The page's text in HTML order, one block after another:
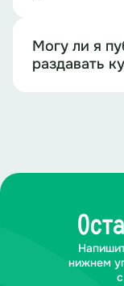
Могу ли я
раздавать
нижнем